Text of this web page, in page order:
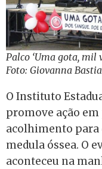
Palco ‘Uma gota, mil
Foto: Giovanna
O Instituto
promove ação
acolhimento para
medula óssea. O
aconteceu na